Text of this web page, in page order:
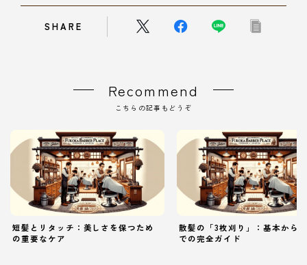
SHARE
Recommend
こちらの記事もどうぞ
短髪とリタッチ：美しさを保つため
の重要なケア
散髪の「3枚刈り」：基本から
での完全ガイド